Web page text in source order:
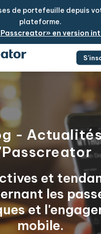
de portefeuille depuis
plateforme.
en version
-
et
les
et
mobile.